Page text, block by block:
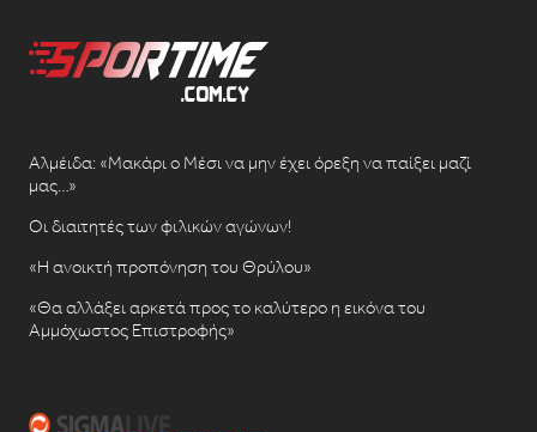
Αλμέιδα: «Μακάρι ο Μέσι να μην έχει όρεξη να παίξει μαζί
μας…»
Οι διαιτητές των φιλικών αγώνων!
«Η ανοικτή προπόνηση του Θρύλου»
«Θα αλλάξει αρκετά προς το καλύτερο η εικόνα του
Αμμόχωστος Επιστροφής»